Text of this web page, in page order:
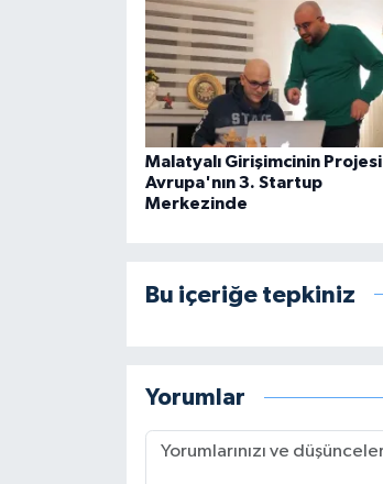
Malatyalı Girişimcinin Projesi
Avrupa'nın 3. Startup
Merkezinde
Bu içeriğe tepkiniz
Yorumlar